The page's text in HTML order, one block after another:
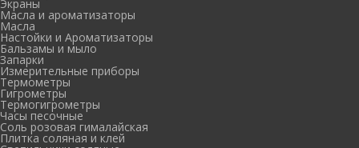
Экраны
Масла и ароматизаторы
Масла
Настойки и Ароматизаторы
Бальзамы и мыло
Запарки
Измерительные приборы
Термометры
Гигрометры
Термогигрометры
Часы песочные
Соль розовая гималайская
Плитка соляная и клей